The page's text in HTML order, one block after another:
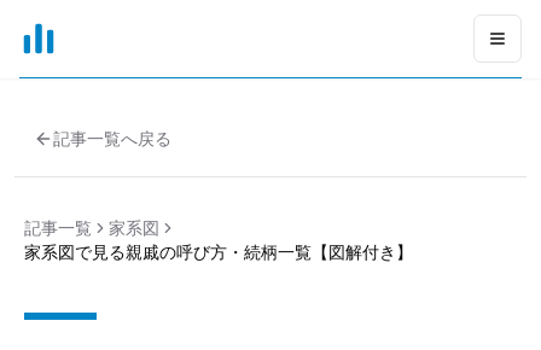
xGrapher
記事一覧へ戻る
記事一覧
家系図
家系図で見る親戚の呼び方・続柄一覧【図解付き】